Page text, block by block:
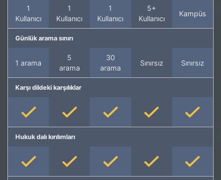
1
Kullanıcı
1
Kullanıcı
1
Kullanıcı
5+
Kullanıcı
Kampüs
Günlük arama sınırı
1 arama
5
arama
30
arama
Sınırsız Sınırsız
Karşı dildeki karşılıklar
Hukuk dalı kırılımları